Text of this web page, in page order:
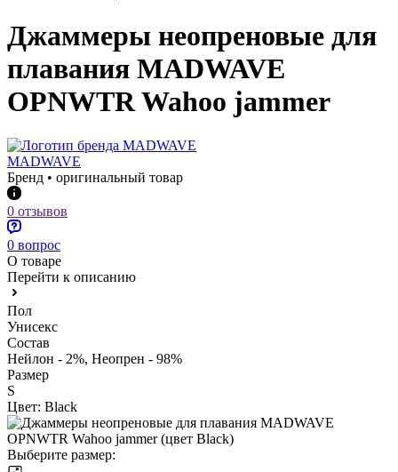
Джаммеры неопреновые для
плавания MADWAVE
OPNWTR Wahoo jammer
MADWAVE
Бренд • оригинальный товар
0 отзывов
0 вопрос
О товаре
Перейти к описанию
Пол
Унисекс
Состав
Нейлон - 2%, Неопрен - 98%
Размер
S
Цвет: Black
Выберите размер: